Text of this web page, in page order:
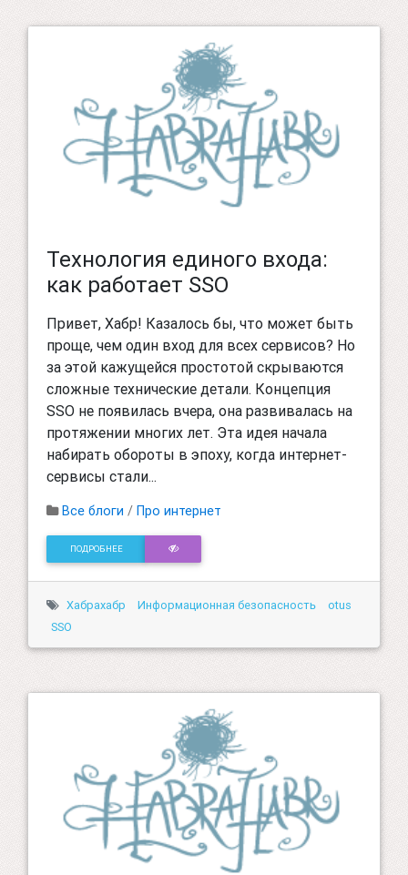
Технология единого входа:
как работает SSO
Привет, Хабр! Казалось бы, что может быть
проще, чем один вход для всех сервисов? Но
за этой кажущейся простотой скрываются
сложные технические детали. Концепция
SSO не появилась вчера, она развивалась на
протяжении многих лет. Эта идея начала
набирать обороты в эпоху, когда интернет-
сервисы стали...
Все блоги / Про интернет
ПОДРОБНЕЕ
Хабрахабр Информационная безопасность
otus
SSO